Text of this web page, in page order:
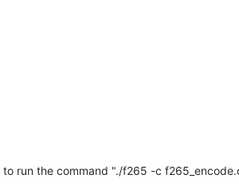
run the command "./f265 -c